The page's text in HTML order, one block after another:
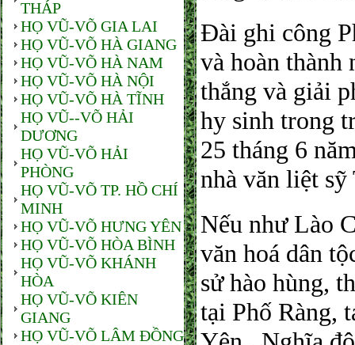
THÁP
HỌ VŨ-VÕ GIA LAI
HỌ VŨ-VÕ HÀ GIANG
HỌ VŨ-VÕ HÀ NAM
HỌ VŨ-VÕ HÀ NỘI
HỌ VŨ-VÕ HÀ TĨNH
HỌ VŨ--VÕ HẢI
DƯƠNG
HỌ VŨ-VÕ HẢI
PHÒNG
HỌ VŨ-VÕ TP. HỒ CHÍ
MINH
HỌ VŨ-VÕ HƯNG YÊN
HỌ VŨ-VÕ HÒA BÌNH
HỌ VŨ-VÕ KHÁNH
HÒA
HỌ VŨ-VÕ KIÊN
GIANG
HỌ VŨ-VÕ LÂM ĐỒNG
Đài ghi công
và hoàn thành
thắng và giải
hy sinh trong
25 tháng 6
nhà văn liệt
Nếu như Lào
văn hoá dân
sử hào hùng,
tại Phố Ràng,